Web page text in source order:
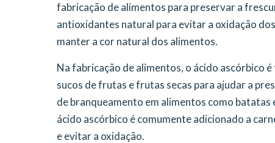
fabricação de alimentos para preservar a
antioxidantes natural para evitar a oxidação
manter a cor natural dos alimentos.
Na fabricação de alimentos, o ácido ascórbico
sucos de frutas e frutas secas para ajudar a
de branqueamento em alimentos como batatas
ácido ascórbico é comumente adicionado a
e evitar a oxidação.